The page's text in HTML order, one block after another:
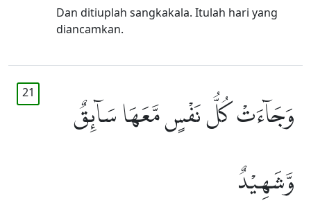
Dan ditiuplah sangkakala. Itulah hari yang
diancamkan.
21
وَجَاۤءَتْ كُلُّ نَفْسٍ مَّعَهَا سَاۤىِٕقٌ
وَّشَهِيْدٌ